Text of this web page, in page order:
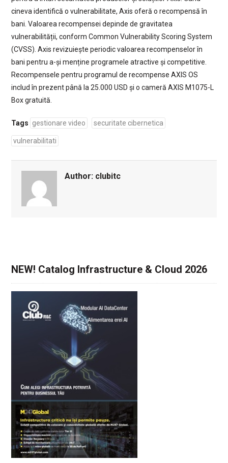
cineva identifică o vulnerabilitate, Axis oferă o recompensă în
bani. Valoarea recompensei depinde de gravitatea
vulnerabilității, conform Common Vulnerability Scoring System
(CVSS). Axis revizuiește periodic valoarea recompenselor în
bani pentru a-și menține programele atractive și competitive.
Recompensele pentru programul de recompense AXIS OS
includ în prezent până la 25.000 USD și o cameră AXIS M1075-L
Box gratuită.
Tags gestionare video securitate cibernetica
vulnerabilitati
Author: clubitc
NEW! Catalog Infrastructure & Cloud 2026